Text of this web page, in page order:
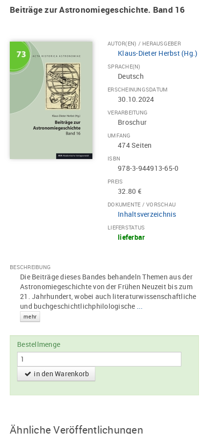
Beiträge zur Astronomiegeschichte. Band 16
AUTOR(EN) / HERAUSGEBER
Klaus-Dieter Herbst (Hg.)
SPRACHE(N)
Deutsch
ERSCHEINUNGSDATUM
30.10.2024
VERARBEITUNG
Broschur
UMFANG
474 Seiten
ISBN
978-3-944913-65-0
PREIS
32.80 €
DOKUMENTE / VORSCHAU
Inhaltsverzeichnis
LIEFERSTATUS
lieferbar
BESCHREIBUNG
Die Beiträge dieses Bandes behandeln Themen aus der
Astronomiegeschichte von der Frühen Neuzeit bis zum
21. Jahrhundert, wobei auch literaturwissenschaftliche
und buchgeschichtlichphilologische ...
mehr
Bestellmenge
in den Warenkorb
Ähnliche Veröffentlichungen